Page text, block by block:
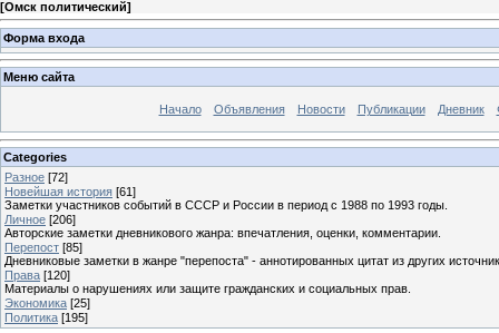
[Омск политический]
Форма входа
Меню сайта
Начало Объявления Новости Публикации Дневник
Categories
Разное [72]
Новейшая история [61]
Заметки участников событий в СССР и России в период с 1988 по 1993 годы.
Личное [206]
Авторские заметки дневникового жанра: впечатления, оценки, комментарии.
Перепост [85]
Дневниковые заметки в жанре "перепоста" - аннотированных цитат из других
Права [120]
Материалы о нарушениях или защите гражданских и социальных прав.
Экономика [25]
Политика [195]